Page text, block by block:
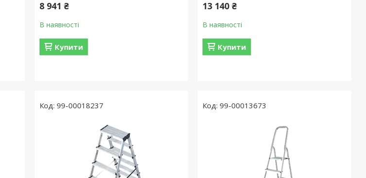
8 941 ₴
В наявності
Купити
13 140 ₴
В наявності
Купити
99-00018237 99-00013673